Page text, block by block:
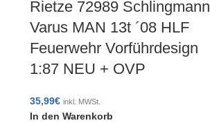
Rietze 72989 Schlingmann
Varus MAN 13t ´08 HLF
Feuerwehr Vorführdesign
1:87 NEU + OVP
35,99€ inkl. MWSt.
In den Warenkorb